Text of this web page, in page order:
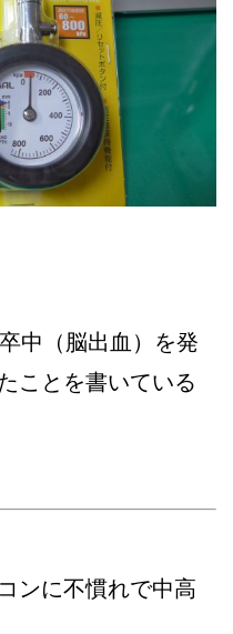
中（脳出血）を発
ことを書いている
ンに不慣れで中高